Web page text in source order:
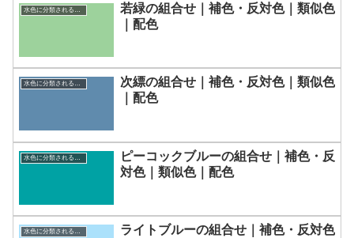
水色に分類される色一覧
若緑の組合せ｜補色・反対色｜類似色
｜配色
水色に分類される色一覧
次縹の組合せ｜補色・反対色｜類似色
｜配色
ピーコックブルーの組合せ｜補色・反
対色｜類似色｜配色
水色に分類される色一覧
ライトブルーの組合せ｜補色・反対色